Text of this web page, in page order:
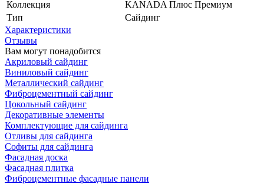
Коллекция
KANADA Плюс Премиум
Тип
Сайдинг
Характеристики
Отзывы
Вам могут понадобится
Акриловый сайдинг
Виниловый сайдинг
Металлический сайдинг
Фиброцементный сайдинг
Цокольный сайдинг
Декоративные элементы
Комплектующие для сайдинга
Отливы для сайдинга
Софиты для сайдинга
Фасадная доска
Фасадная плитка
Фиброцементные фасадные панели